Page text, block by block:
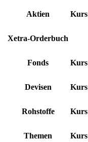
Aktien Kurs
Xetra-Orderbuch
Fonds Kurs
Devisen Kurs
Rohstoffe Kurs
Themen Kurs